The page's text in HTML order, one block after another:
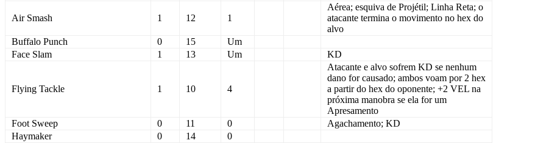
Air Smash 1 12 1
Aérea; esquiva de Projétil; Linha Reta; o
atacante termina o movimento no hex do
alvo
Buffalo Punch
0 15
Um
Face Slam
1 13 Um KD
Flying Tackle 1 10 4
Atacante e alvo sofrem KD se nenhum
dano for causado; ambos voam por 2 hex
a partir do hex do oponente; +2 VEL na
próxima manobra se ela for um
Apresamento
Foot Sweep
0 11 0 Agachamento; KD
Haymaker
0 14 0